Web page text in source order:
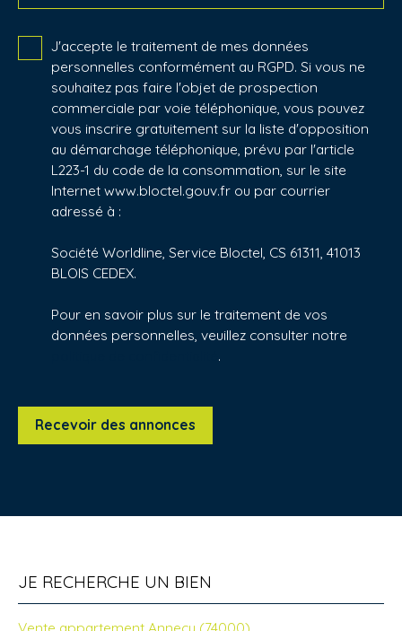
J'accepte le traitement de mes données
personnelles conformément au RGPD. Si vous ne
souhaitez pas faire l'objet de prospection
commerciale par voie téléphonique, vous pouvez
vous inscrire gratuitement sur la liste d'opposition
au démarchage téléphonique, prévu par l'article
L223-1 du code de la consommation, sur le site
Internet www.bloctel.gouv.fr ou par courrier
adressé à :
Société Worldline, Service Bloctel, CS 61311, 41013
BLOIS CEDEX.
Pour en savoir plus sur le traitement de vos
données personnelles, veuillez consulter notre
.
Recevoir des annonces
JE RECHERCHE UN BIEN
Vente appartement Annecy (74000)